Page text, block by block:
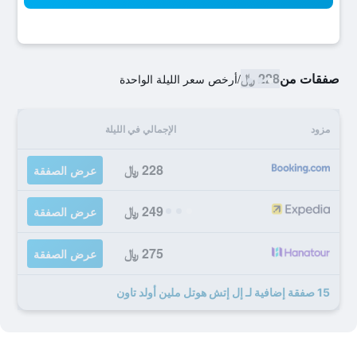
صفقات من228 ﷼ /أرخص سعر الليلة الواحدة
مزود الإجمالي في الليلة
228 ﷼ عرض الصفقة
249 ﷼ عرض الصفقة
275 ﷼ عرض الصفقة
15 صفقة إضافية لـ إل إتش هوتل ملين أولد تاون